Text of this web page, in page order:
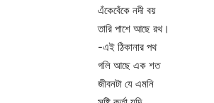
এঁকেবেঁকে নদী বয়
তারি পাশে আছে রথ।
-এই ঠিকানার পথ
গলি আছে এক শত
জীবনটা যে এমনি